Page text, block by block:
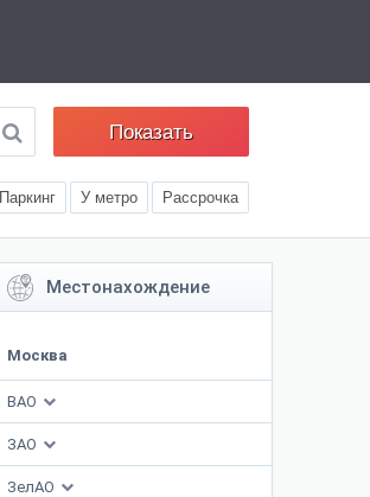
Показать
Паркинг У метро Рассрочка
Местонахождение
Москва
ВАО
ЗАО
ЗелАО